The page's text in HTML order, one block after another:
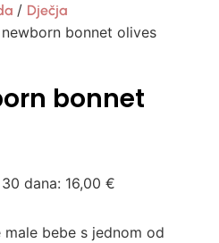
/ Dječja
bonnet olives
bonnet
dana: 16,00€
bebe s jednom od